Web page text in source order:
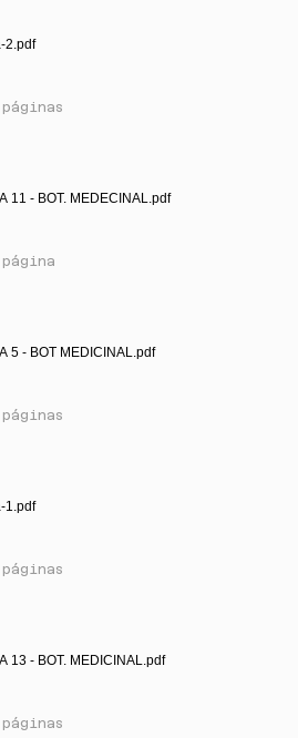
2.pdf
11 - BOT. MEDECINAL.pdf
- TEMA 5 - BOT MEDICINAL.pdf
1.pdf
13 - BOT. MEDICINAL.pdf